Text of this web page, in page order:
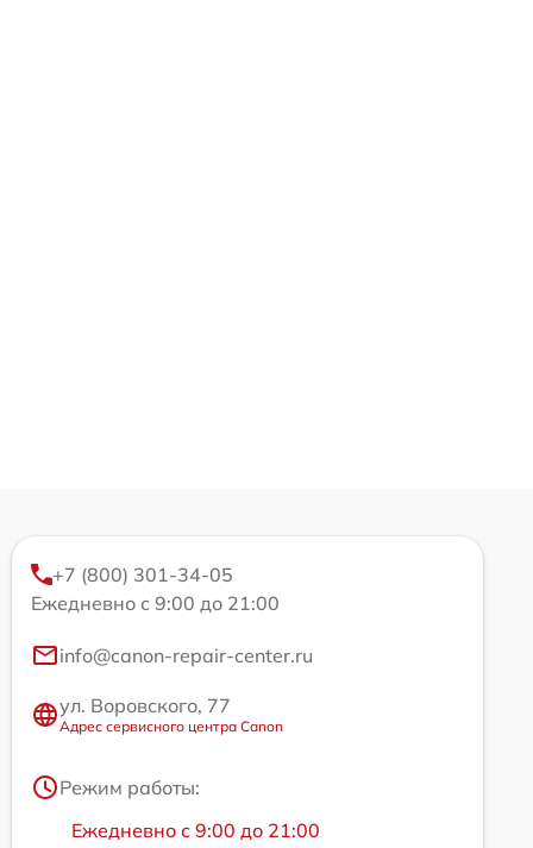
+7 (800) 301-34-05
Ежедневно с 9:00 до 21:00
info@canon-repair-center.ru
ул. Воровского, 77
Адрес сервисного центра Canon
Режим работы:
Ежедневно с 9:00 до 21:00